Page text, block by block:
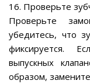
16. Проверьте
Проверьте
убедитесь, что
фиксируется.
выпускных
образом,